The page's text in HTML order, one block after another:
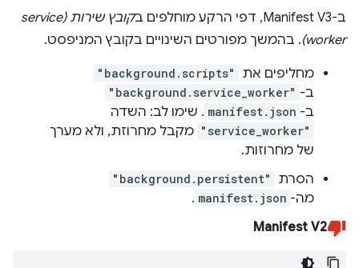
ב-Manifest V3, דפי הרקע מוחלפים ב
קובץ שירות (service
worker) . בהמשך מפורטים השינויים בקובץ המניפסט.
מחליפים את "background.scripts"
ב- "background.service_worker"
ב- manifest.json . שימו לב: השדה
"service_worker" מקבל מחרוזת, ולא מערך
של מחרוזות.
הסרת
"background.persistent"
מה- manifest.json
.
Manifest V2